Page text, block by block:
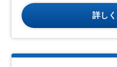
詳し